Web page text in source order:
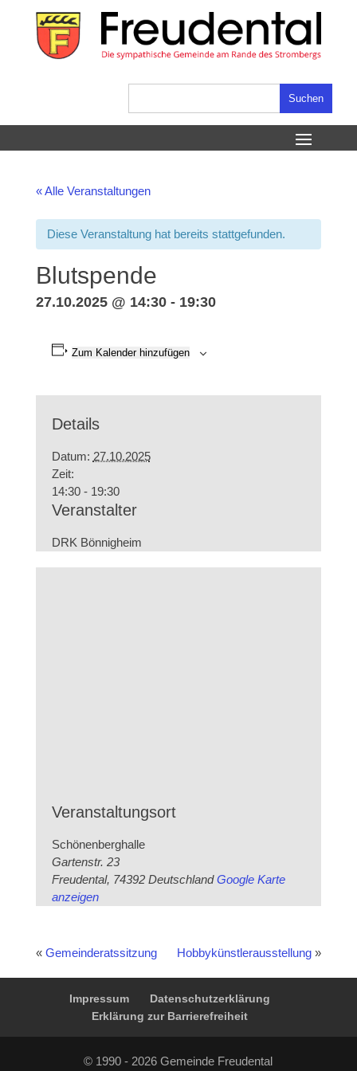
content
nach:
« Alle Veranstaltungen
Diese Veranstaltung hat bereits stattgefunden.
Blutspende
27.10.2025 @ 14:30- 19:30
Zum Kalender hinzufügen
Details
Datum: 27.10.2025
Zeit:
14:30 - 19:30
Veranstalter
DRK Bönnigheim
Veranstaltungsort
Schönenberghalle
Gartenstr. 23
Freudental, 74392 Deutschland Google Karte
anzeigen
« Gemeinderatssitzung Hobbykünstlerausstellung»
Impressum
Datenschutzerklärung
Erklärung zur Barrierefreiheit
© 1990 - 2026 Gemeinde Freudental